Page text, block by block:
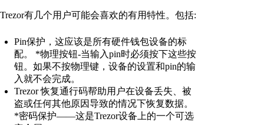
Trezor有几个用户可能会喜欢的有用特性。包括:
Pin保护，这应该是所有硬件钱包设备的标
配。 *物理按钮-当输入pin时必须按下这些按
钮。如果不按物理键，设备的设置和pin的输
入就不会完成。
Trezor 恢复通行码帮助用户在设备丢失、被
盗或任何其他原因导致的情况下恢复数据。
*密码保护——这是Trezor设备上的一个可选